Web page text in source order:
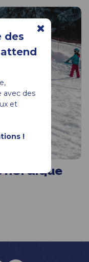
des
avec des
et
!
nordique